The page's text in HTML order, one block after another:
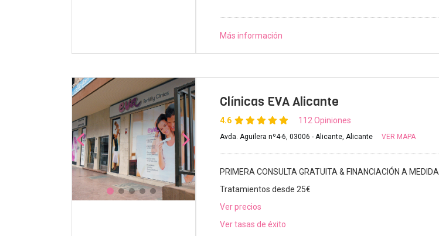
Más información
Clínicas EVA Alicante
4.6 112 Opiniones
Avda. Aguilera nº4-6, 03006 - Alicante, Alicante VER MAPA
PRIMERA CONSULTA GRATUITA & FINANCIACIÓN A MEDIDA
Tratamientos desde 25€
Ver precios
Ver tasas de éxito